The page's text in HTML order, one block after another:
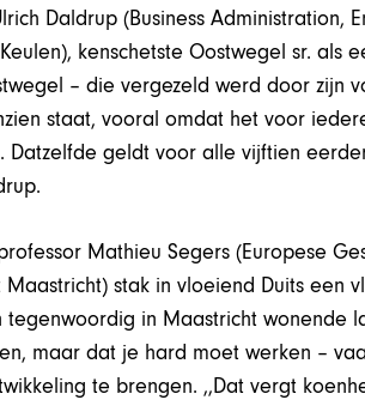
Daldrup (Business Administration,
kenschetste Oostwegel sr. als
– die vergezeld werd door zijn
staat, vooral omdat het voor
Datzelfde geldt voor alle vijftien
Mathieu Segers (Europese
stak in vloeiend Duits een
tegenwoordig in Maastricht wonende
maar dat je hard moet werken –
te brengen. ,,Dat vergt